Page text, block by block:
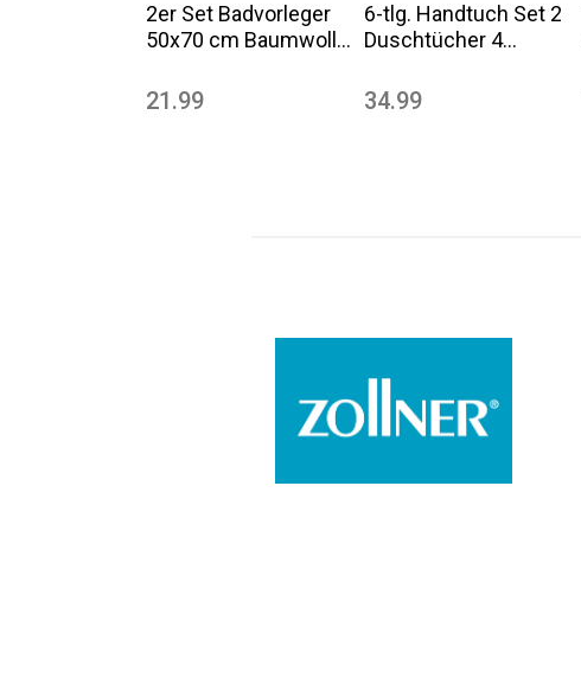
2er Set Badvorleger
50x70 cm Baumwolle
21.99
6-tlg. Handtuch Set 2
Duschtücher 4
34.99